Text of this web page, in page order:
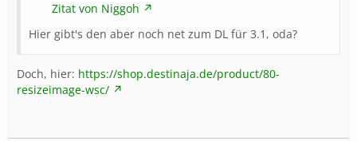
Zitat von Niggoh
Hier gibt's den aber noch net zum DL für 3.1, oda?
Doch, hier: https://shop.destinaja.de/product/80-
resizeimage-wsc/